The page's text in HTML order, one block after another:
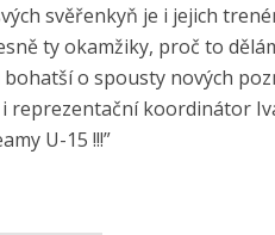
svěřenkyň je i jejich
ty okamžiky, proč to
o spousty nových
reprezentační koordinátor
U-15 !!!”